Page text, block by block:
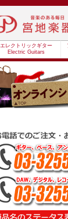
エレクトリックギター
Electric Guitars